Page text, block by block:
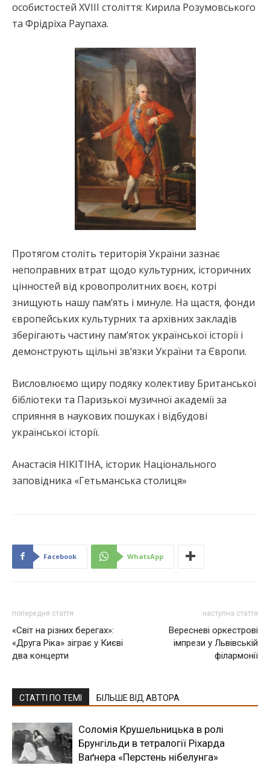
особистостей XVIII століття: Кирила Розумовського
та Фрідріха Раупаха.
Протягом століть територія України зазнає
непоправних втрат щодо культурних, історичних
цінностей від кровопролитних воєн, котрі
знищують нашу пам’ять і минуле. На щастя, фонди
європейських культурних та архівних закладів
зберігають частину пам’яток української історії і
демонструють щільні зв’язки України та Європи.
Висловлюємо щиру подяку колективу Британської
бібліотеки та Паризької музичної академії за
сприяння в наукових пошуках і відбудові
української історії.
Анастасія НІКІТІНА, історик Національного
заповідника «Гетьманська столиця»
Facebook WhatsApp
попередня стаття
«Світ на різних берегах»:
«Друга Ріка» зіграє у Києві
два концерти
наступна стаття
Вересневі оркестрові
імпрези у Львівській
філармонії
СТАТТІ ПО ТЕМІ БІЛЬШЕ ВІД АВТОРА
Соломія Крушельницька в ролі
Брунгільди в тетралогії Ріхарда
Ваґнера «Перстень нібелунга»